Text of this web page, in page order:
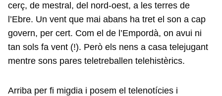
cerç, de mestral, del nord-oest, a les terres de
l’Ebre. Un vent que mai abans ha tret el son a cap
govern, per cert. Com el de l’Empordà, on avui ni
tan sols fa vent (!). Però els nens a casa telejugant
mentre sons pares teletreballen telehistèrics.
Arriba per fi migdia i posem el telenotícies i